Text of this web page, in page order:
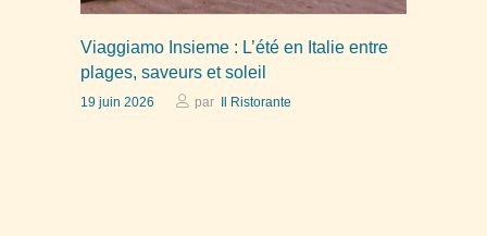
Viaggiamo Insieme : L’été en Italie entre
plages, saveurs et soleil
19 juin 2026 par Il Ristorante